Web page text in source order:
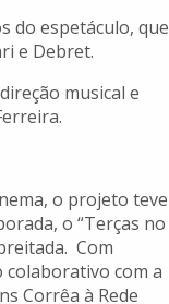
do espetáculo, que
e Debret.
musical e
o projeto teve
o “Terças no
Com
com a
Corrêa à Rede